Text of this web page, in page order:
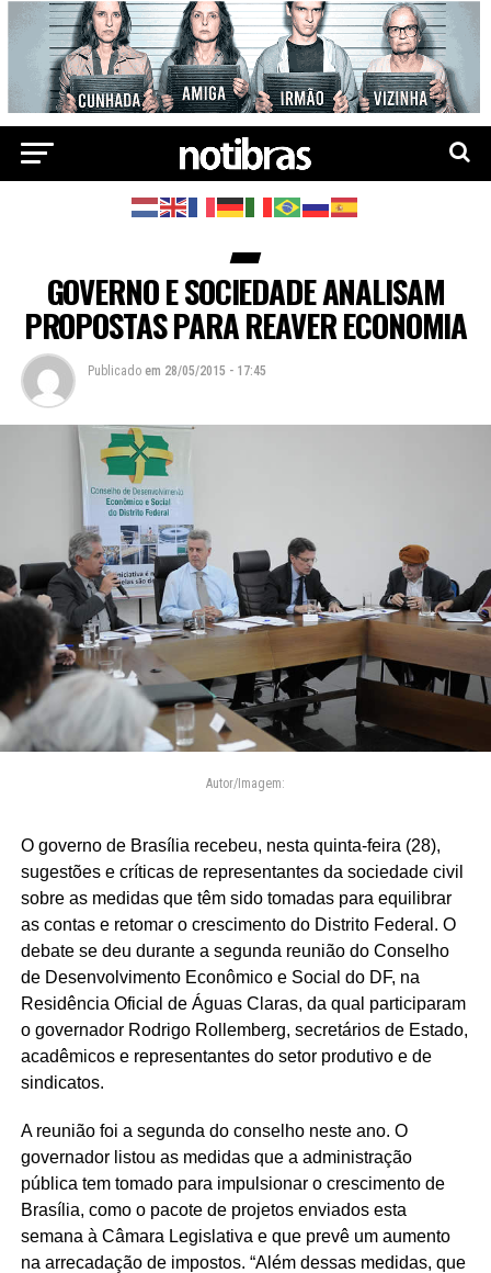
GOVERNO E SOCIEDADE ANALISAM
PROPOSTAS PARA REAVER ECONOMIA
Publicado em 28/05/2015 - 17:45
Autor/Imagem:
O governo de Brasília recebeu, nesta quinta-feira (28),
sugestões e críticas de representantes da sociedade civil
sobre as medidas que têm sido tomadas para equilibrar
as contas e retomar o crescimento do Distrito Federal. O
debate se deu durante a segunda reunião do Conselho
de Desenvolvimento Econômico e Social do DF, na
Residência Oficial de Águas Claras, da qual participaram
o governador Rodrigo Rollemberg, secretários de Estado,
acadêmicos e representantes do setor produtivo e de
sindicatos.
A reunião foi a segunda do conselho neste ano. O
governador listou as medidas que a administração
pública tem tomado para impulsionar o crescimento de
Brasília, como o pacote de projetos enviados esta
semana à Câmara Legislativa e que prevê um aumento
na arrecadação de impostos. “Além dessas medidas, que